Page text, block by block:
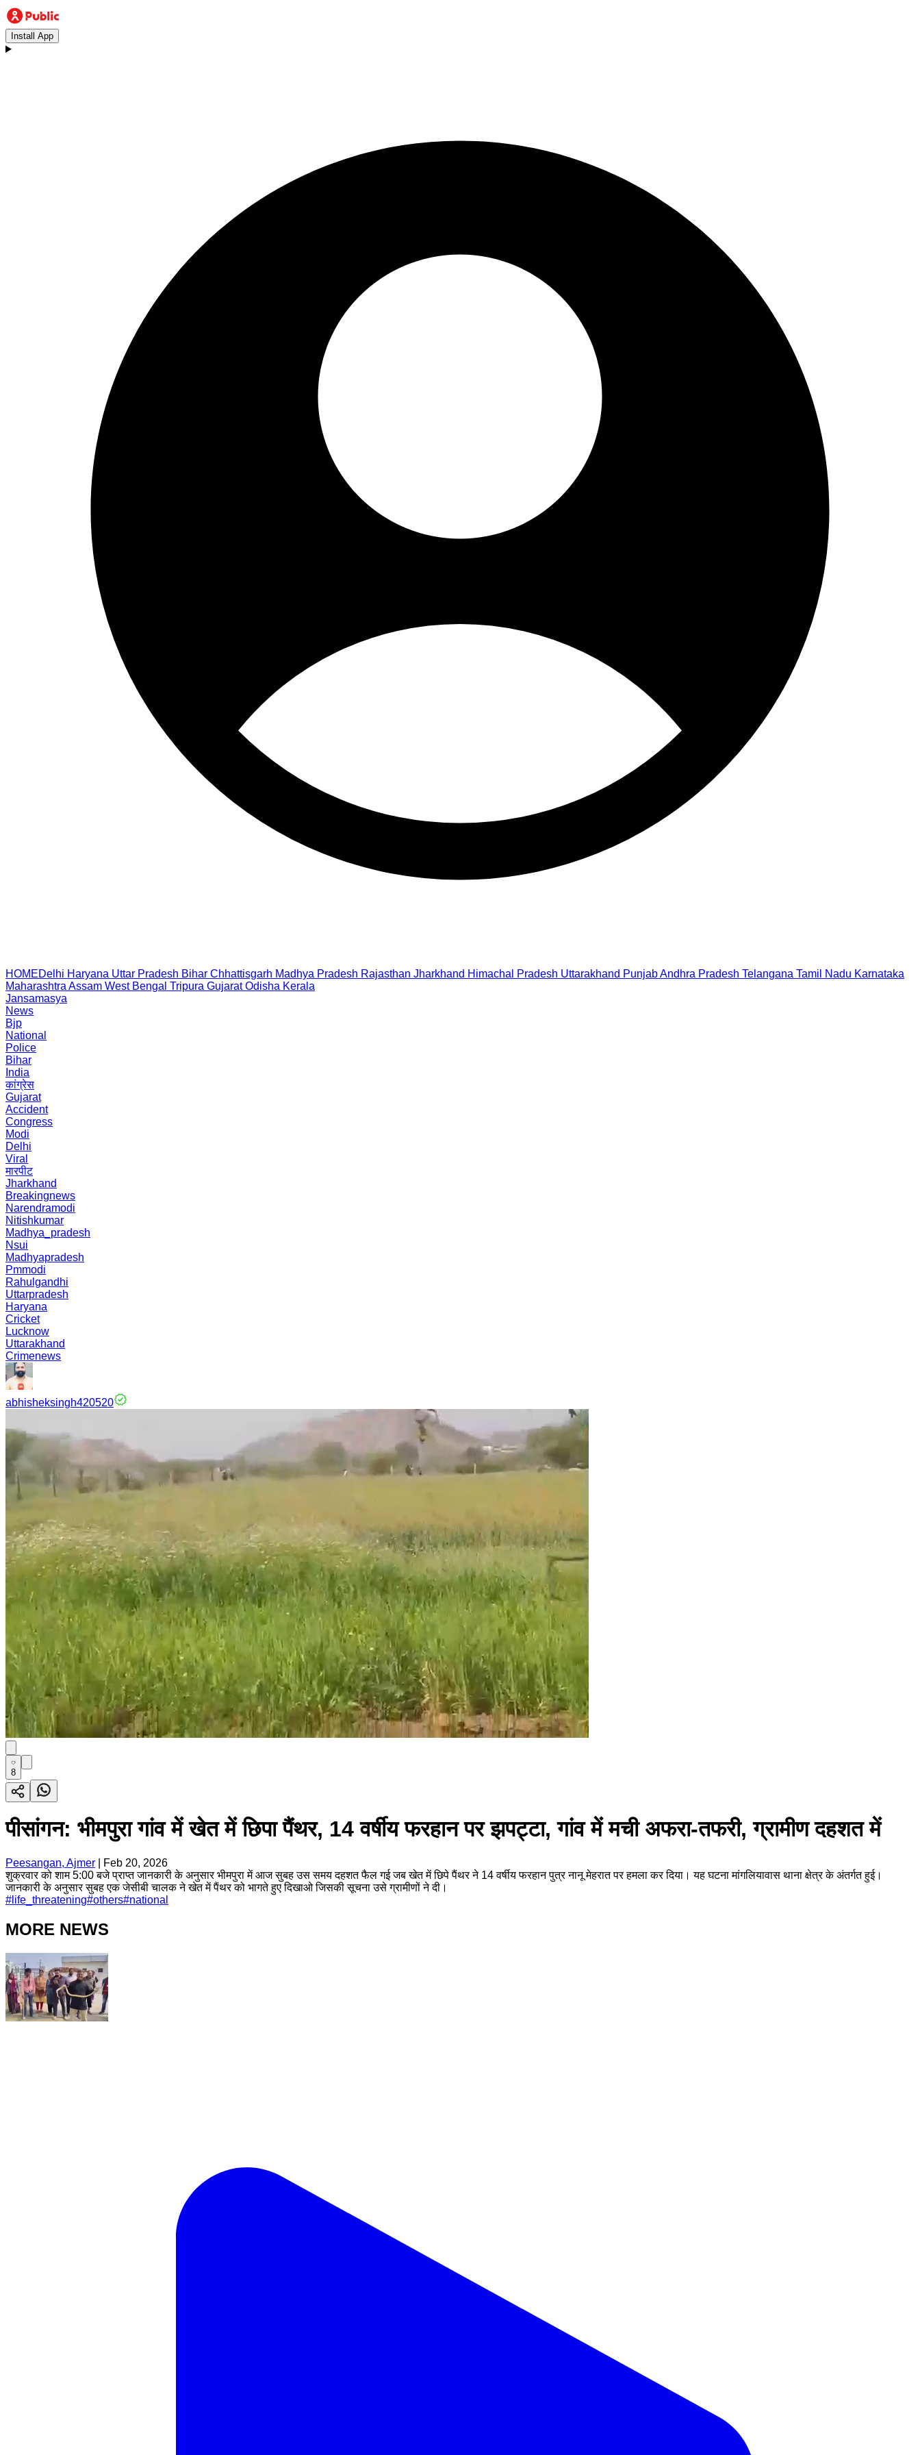
Install App
HOMEDelhi Haryana Uttar Pradesh Bihar Chhattisgarh Madhya Pradesh Rajasthan Jharkhand Himachal Pradesh Uttarakhand PunjabAndhra Pradesh Telangana Tamil Nadu Karnataka
Maharashtra Assam West Bengal Tripura Gujarat Odisha Kerala
Jansamasya
News
Bjp
National
Police
Bihar
India
कांग्रेस
Gujarat
Accident
Congress
Modi
Delhi
Viral
मारपीट
Jharkhand
Breakingnews
Narendramodi
Nitishkumar
Madhya_pradesh
Nsui
Madhyapradesh
Pmmodi
Rahulgandhi
Uttarpradesh
Haryana
Cricket
Lucknow
Uttarakhand
Crimenews
abhisheksingh420520
8
पीसांगन: भीमपुरा गांव में खेत में छिपा पैंथर, 14 वर्षीय फरहान पर झपट्टा, गांव में मची अफरा-तफरी, ग्रामीण दहशत में
Peesangan, Ajmer
Feb 20, 2026
शुक्रवार को शाम 5:00 बजे प्राप्त जानकारी के अनुसार भीमपुरा में आज सुबह उस समय दहशत फैल गई जब खेत में छिपे पैंथर ने 14 वर्षीय फरहान पुत्र नानू मेहरात पर हमला कर दिया। यह घटना मांगलियावास थाना क्षेत्र के अंतर्गत हुई।
जानकारी के अनुसार सुबह एक जेसीबी चालक ने खेत में पैंथर को भागते हुए दिखाओ जिसकी सूचना उसे ग्रामीणों ने दी।
# life_threatening#others#national
MORE NEWS